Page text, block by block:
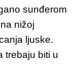
sunđerom
nižoj
ljuske.
trebaju biti u